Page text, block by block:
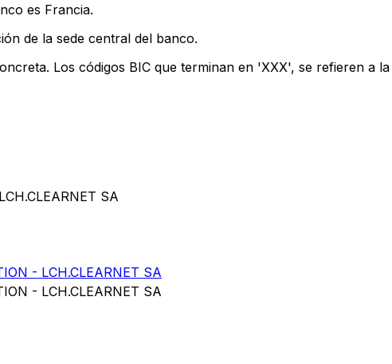
es Francia.
de la sede central del banco.
Los códigos BIC que terminan en 'XXX', se refieren a
SA
- LCH.CLEARNET SA
- LCH.CLEARNET SA